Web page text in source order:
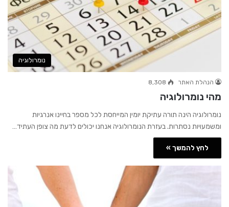
נומרולוגיה
הנהלת האתר 8,308
מהי נומרולוגיה
נומרולוגיה הינה תורה עתיקת יומין המייחסת לכל מספר בחיינו אנרגיות
ומשמעויות נסתרות. בעזרת הנומרולוגיה אנחנו יכולים לדעת מה צופן העתיד…
לחץ להמשך »